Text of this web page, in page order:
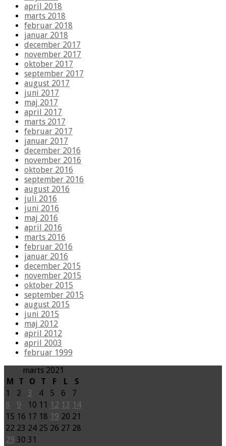
april 2018
marts 2018
februar 2018
januar 2018
december 2017
november 2017
oktober 2017
september 2017
august 2017
juni 2017
maj 2017
april 2017
marts 2017
februar 2017
januar 2017
december 2016
november 2016
oktober 2016
september 2016
august 2016
juli 2016
juni 2016
maj 2016
april 2016
marts 2016
februar 2016
januar 2016
december 2015
november 2015
oktober 2015
september 2015
august 2015
juni 2015
maj 2012
april 2012
april 2003
februar 1999
marts 2021
M
T O T F L
S
1
2 3 4 5 6
7
8
9 10 11 12 13 14
15 16 17 18 19 20 21
22 23 24 25 26 27 28
29 30 31